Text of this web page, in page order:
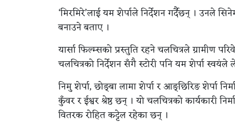
‘मिरमिरे’लाई यम शेर्पाले निर्देशन गर्दैछन् । उनले
बनाउने बताए ।
यार्सा फिल्म्सको प्रस्तुति रहने चलचित्रले ग्रामीण
चलचित्रको निर्देशन सँगै स्टोरी पनि यम शेर्पा
निमु शेर्पा, छोङ्बा लामा शेर्पा र आङ्छिरिङ शेर्पा
कुँवर र ईश्वर श्रेष्ठ छन् । यो चलचित्रको कार्यकारी
वितरक रोहित कट्टेल रहेका छन् ।